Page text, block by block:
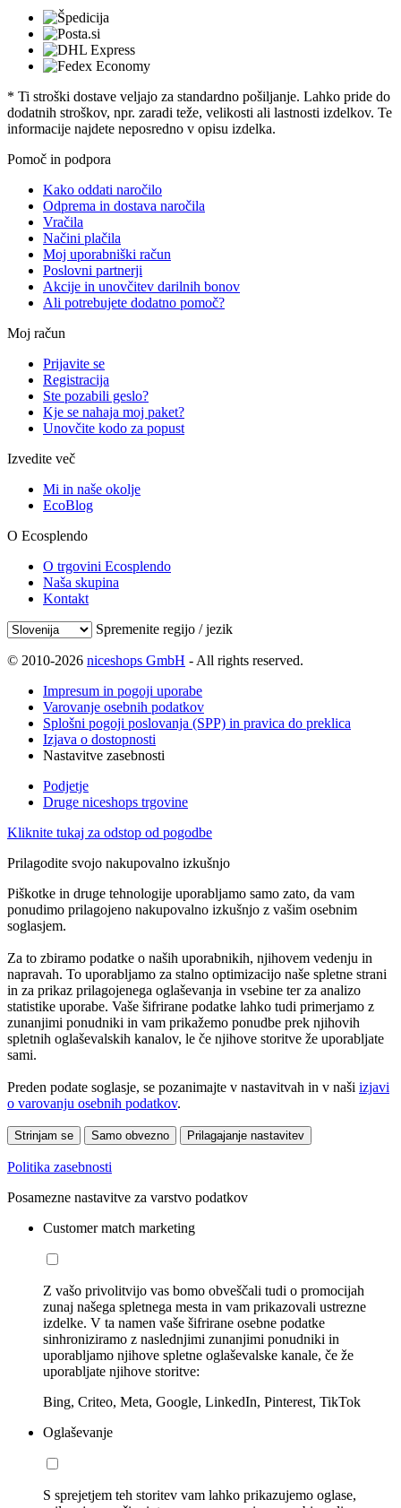
* Ti stroški dostave veljajo za standardno pošiljanje. Lahko pride do
dodatnih stroškov, npr. zaradi teže, velikosti ali lastnosti izdelkov. Te
informacije najdete neposredno v opisu izdelka.
Pomoč in podpora
Kako oddati naročilo
Odprema in dostava naročila
Vračila
Načini plačila
Moj uporabniški račun
Poslovni partnerji
Akcije in unovčitev darilnih bonov
Ali potrebujete dodatno pomoč?
Moj račun
Prijavite se
Registracija
Ste pozabili geslo?
Kje se nahaja moj paket?
Unovčite kodo za popust
Izvedite več
Mi in naše okolje
EcoBlog
O Ecosplendo
O trgovini Ecosplendo
Naša skupina
Kontakt
Spremenite regijo / jezik
© 2010-2026 niceshops GmbH - All rights reserved.
Impresum in pogoji uporabe
Varovanje osebnih podatkov
Splošni pogoji poslovanja (SPP) in pravica do preklica
Izjava o dostopnosti
Nastavitve zasebnosti
Podjetje
Druge niceshops trgovine
Kliknite tukaj za odstop od pogodbe
Prilagodite svojo nakupovalno izkušnjo
Piškotke in druge tehnologije uporabljamo samo zato, da vam
ponudimo prilagojeno nakupovalno izkušnjo z vašim osebnim
soglasjem.
Za to zbiramo podatke o naših uporabnikih, njihovem vedenju in
napravah. To uporabljamo za stalno optimizacijo naše spletne strani
in za prikaz prilagojenega oglaševanja in vsebine ter za analizo
statistike uporabe. Vaše šifrirane podatke lahko tudi primerjamo z
zunanjimi ponudniki in vam prikažemo ponudbe prek njihovih
spletnih oglaševalskih kanalov, le če njihove storitve že uporabljate
sami.
Preden podate soglasje, se pozanimajte v nastavitvah in v naši izjavi
o varovanju osebnih podatkov.
Strinjam se Samo obvezno Prilagajanje nastavitev
Politika zasebnosti
Posamezne nastavitve za varstvo podatkov
Customer match marketing
Z vašo privolitvijo vas bomo obveščali tudi o promocijah
zunaj našega spletnega mesta in vam prikazovali ustrezne
izdelke. V ta namen vaše šifrirane osebne podatke
sinhroniziramo z naslednjimi zunanjimi ponudniki in
uporabljamo njihove spletne oglaševalske kanale, če že
uporabljate njihove storitve:
Bing, Criteo, Meta, Google, LinkedIn, Pinterest, TikTok
Oglaševanje
S sprejetjem teh storitev vam lahko prikazujemo oglase,